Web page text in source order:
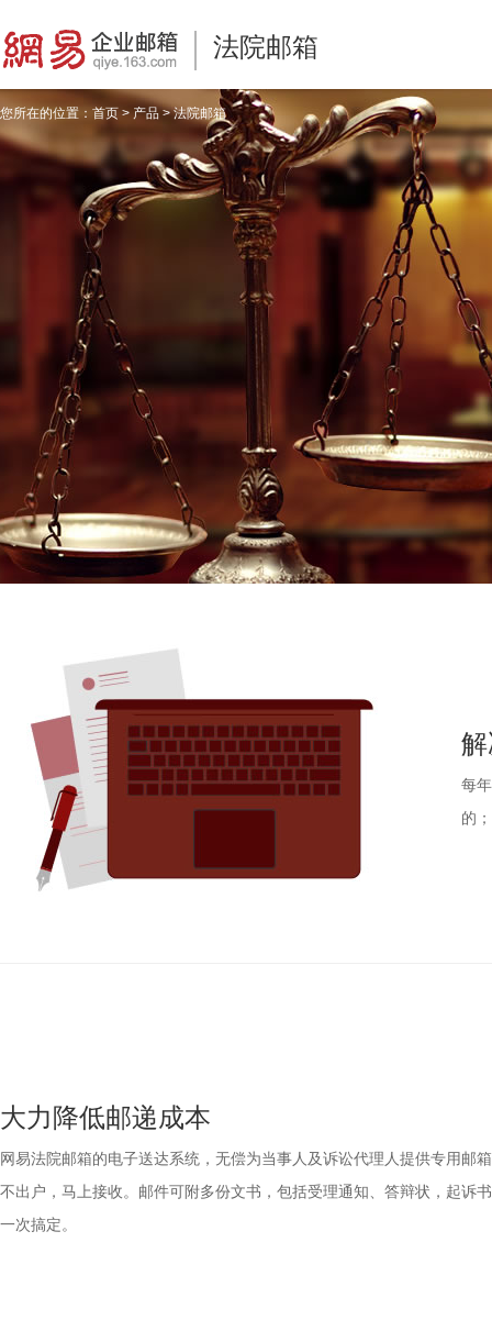
法院邮箱
您所在的位置： 首页 > 产品 >法院邮箱
每
的
大力降低邮递成本
网易法院邮箱的电子送达系统，无偿为当事人及诉讼代理人提供专用邮
不出户，马上接收。邮件可附多份文书，包括受理通知、答辩状，起诉
一次搞定。